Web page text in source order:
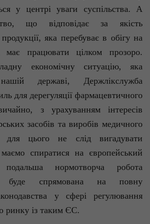
у центрі уваги суспільства. А
що відповідає за якість
яка перебуває в обігу на
має працювати цілком прозоро.
економічну ситуацію, яка
державі, Держлікслужба
для дерегуляції фармацевтичного
з урахуванням інтересів
засобів та виробів медичного
для цього не слід вигадувати
спиратися на європейський
нормотворча робота
буде спрямована на повну
у сфері регулювання
ринку із таким ЄС.